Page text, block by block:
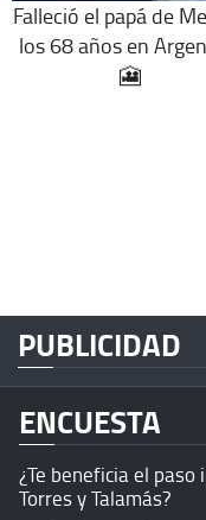
Falleció el papá de
los 68 años en
🎦
PUBLICIDAD
ENCUESTA
¿Te beneficia el
Torres y Talamás?